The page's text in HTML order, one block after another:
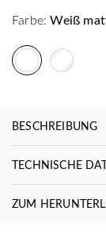
Farbe: Weiß
BESCHREIBUNG
TECHNISCHE
ZUM